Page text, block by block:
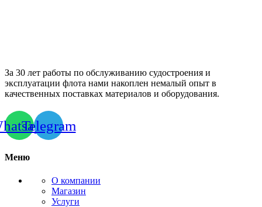
За 30 лет работы по обслуживанию судостроения и
эксплуатации флота нами накоплен немалый опыт в
качественных поставках материалов и оборудования.
Telegram
Меню
О компании
Магазин
Услуги